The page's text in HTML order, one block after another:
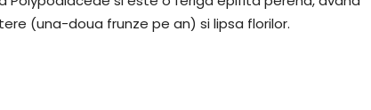
(una-doua frunze pe an) si lipsa florilor.